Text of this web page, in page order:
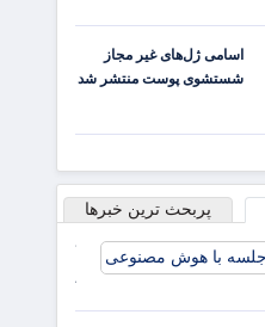
اسامی ژل‌های غیر مجاز
شستشوی پوست منتشر شد
پربحث ترین خبرها